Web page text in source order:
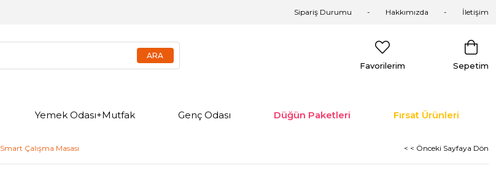
Sipariş Durumu Hakkımızda İletişim
Sepetim
Favorilerim
Yemek Odası+Mutfak Genç Odası Düğün Paketleri Fırsat Ürünleri
Smart Çalışma Masası < < Önceki Sayfaya Dön